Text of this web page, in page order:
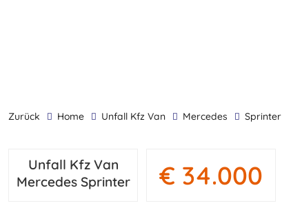
zurück Home Unfall Kfz Van Mercedes Sprinter
Unfall Kfz Van
Mercedes Sprinter
€ 34.000